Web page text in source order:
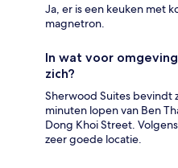
Ja, er is een keuken met
magnetron.
In wat voor
zich?
Sherwood Suites bevindt
minuten lopen van Ben
Dong Khoi Street.
zeer goede locatie.